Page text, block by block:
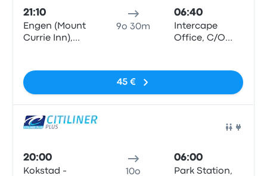
21:10
Engen (Mount
Currie Inn),
9o 30m
06:40
Intercape
Office, C/O
(Johannesburg
45 €
20:00
Kokstad -
10o
06:00
Park Station,